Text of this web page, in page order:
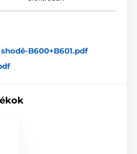
beállítása
a készüléket. a beállításokat a
B600+B601.pdf